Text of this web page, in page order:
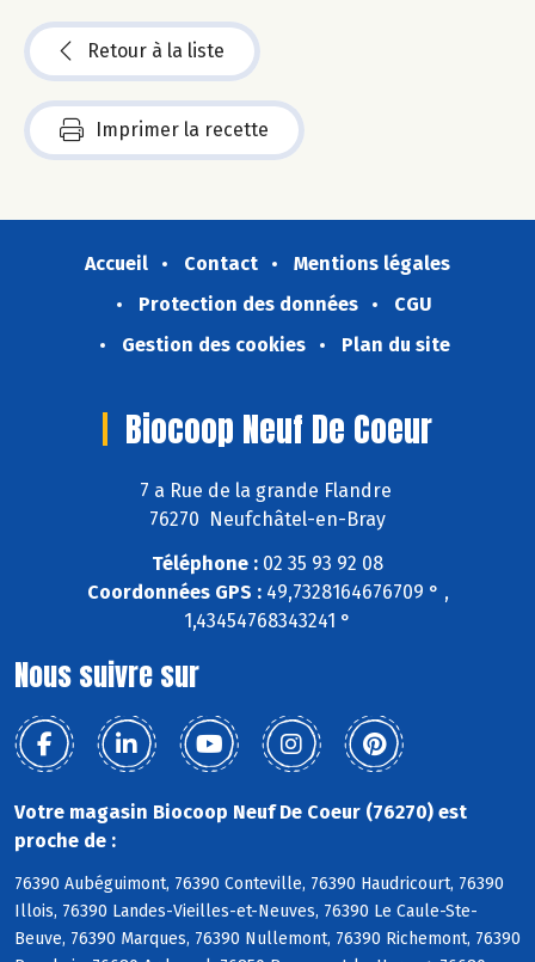
Retour à la liste
Imprimer la recette
Accueil Contact
Mentions légales
Protection des données
CGU
Gestion des cookies
Plan du site
Biocoop Neuf De Coeur
7 a Rue de la grande Flandre
76270 Neufchâtel-en-Bray
Téléphone : 02 35 93 92 08
Coordonnées GPS :49,7328164676709 ° ,
1,43454768343241 °
Nous suivre sur
Votre magasin Biocoop Neuf De Coeur (76270) est
proche de :
76390 Aubéguimont, 76390 Conteville, 76390 Haudricourt, 76390
Illois, 76390 Landes-Vieilles-et-Neuves, 76390 Le Caule-Ste-
Beuve, 76390 Marques, 76390 Nullemont, 76390 Richemont, 76390